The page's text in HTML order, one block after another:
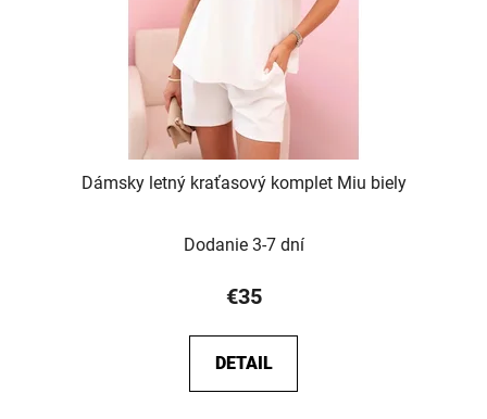
Dámsky letný kraťasový komplet Miu biely
Dodanie 3-7 dní
€35
DETAIL